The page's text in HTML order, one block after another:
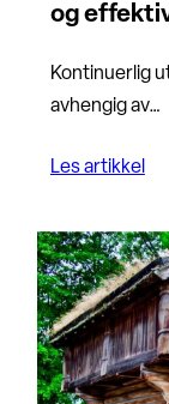
og
Kontinuerlig
avhengig av…
Les artikkel